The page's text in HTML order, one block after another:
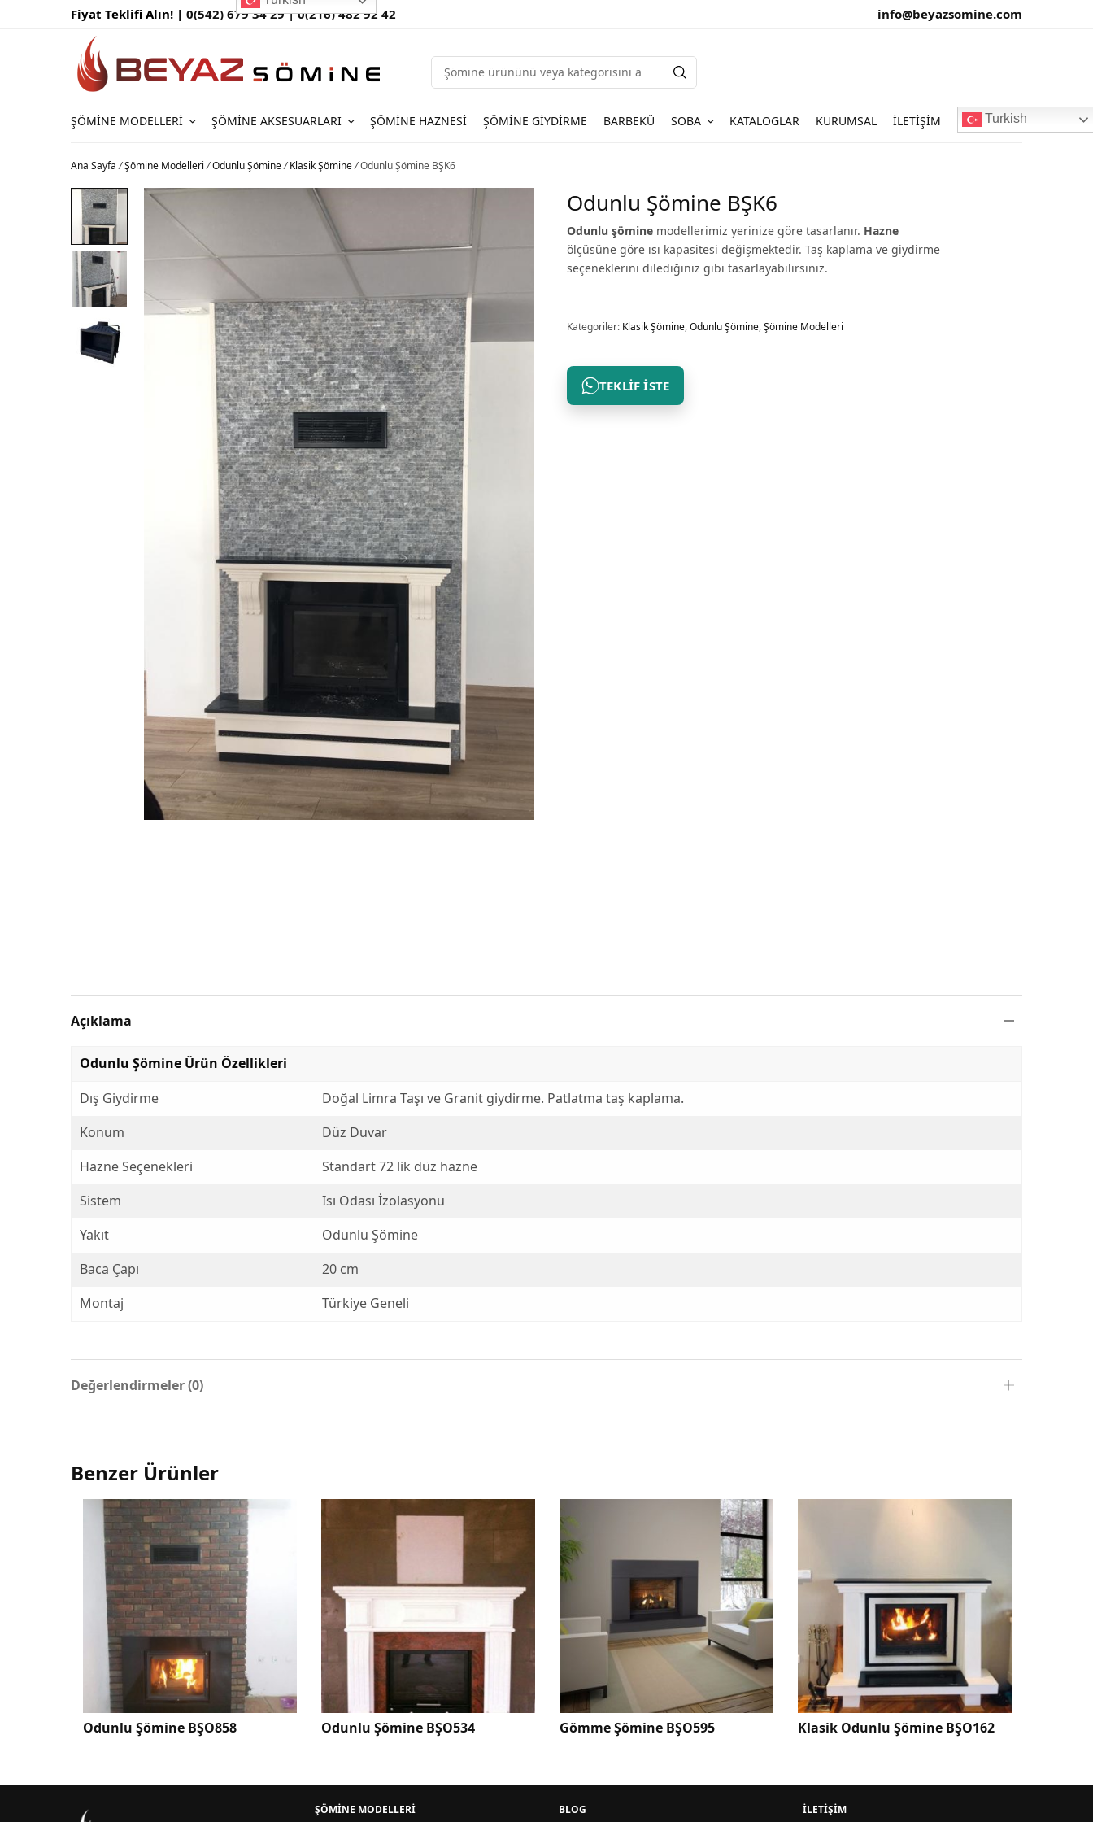
Fiyat Teklifi Alın! |0(542) 679 34 29 |0(216) 482 92 42 info@beyazsomine.com
ŞÖMINE MODELLERI ŞÖMINE AKSESUARLARI ŞÖMINE HAZNESI ŞÖMINE GIYDIRME BARBEKÜ SOBA KATALOGLAR KURUMSAL İLETIŞIM Turkish
Ana Sayfa /Şömine Modelleri /Odunlu Şömine/ Klasik Şömine/Odunlu Şömine BŞK6
Odunlu Şömine BŞK6
Odunlu şömine modellerimiz yerinize göre tasarlanır. Hazne
ölçüsüne göre ısı kapasitesi değişmektedir. Taş kaplama ve giydirme
seçeneklerini dilediğiniz gibi tasarlayabilirsiniz.
Kategoriler: Klasik Şömine,Odunlu Şömine,Şömine Modelleri
TEKLIF İSTE
Açıklama
Odunlu Şömine Ürün Özellikleri
Dış Giydirme
Doğal Limra Taşı ve Granit giydirme. Patlatma taş kaplama.
Konum
Düz Duvar
Hazne Seçenekleri
Standart 72 lik düz hazne
Sistem
Isı Odası İzolasyonu
Yakıt
Odunlu Şömine
Baca Çapı
20 cm
Montaj
Türkiye Geneli
Değerlendirmeler (0)
Benzer Ürünler
Odunlu Şömine BŞO534 Gömme Şömine BŞO595 Klasik Odunlu Şömine BŞO162 Klasik Odunlu Şömine BŞO558
ŞÖMİNE MODELLERİ BLOG İLETIŞIM